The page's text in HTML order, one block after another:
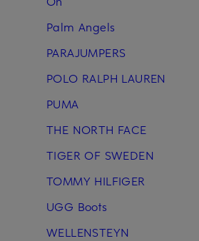
Palm Angels
PARAJUMPERS
POLO RALPH LAUREN
PUMA
THE NORTH FACE
TIGER OF SWEDEN
TOMMY HILFIGER
UGG Boots
WELLENSTEYN